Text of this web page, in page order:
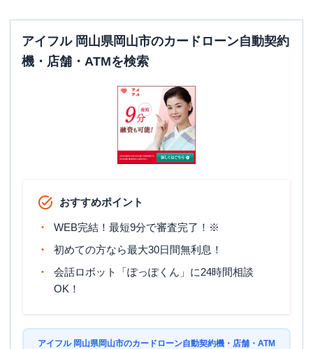
アイフル 岡山県岡山市のカードローン自動契約
機・店舗・ATMを検索
おすすめポイント
WEB完結！最短9分で審査完了！※
初めての方なら最大30日間無利息！
会話ロボット「ぽっぽくん」に24時間相談
OK！
アイフル 岡山県岡山市のカードローン自動契約機・店舗・ATM